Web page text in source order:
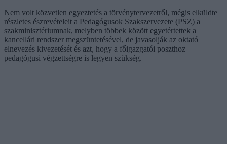
Nem volt közvetlen egyeztetés a törvénytervezetről, mégis elküldte
részletes észrevételeit a Pedagógusok Szakszervezete (PSZ) a
szakminisztériumnak, melyben többek között egyetértettek a
kancellári rendszer megszüntetésével, de javasolják az oktató
elnevezés kivezetését és azt, hogy a főigazgatói poszthoz
pedagógusi végzettségre is legyen szükség.